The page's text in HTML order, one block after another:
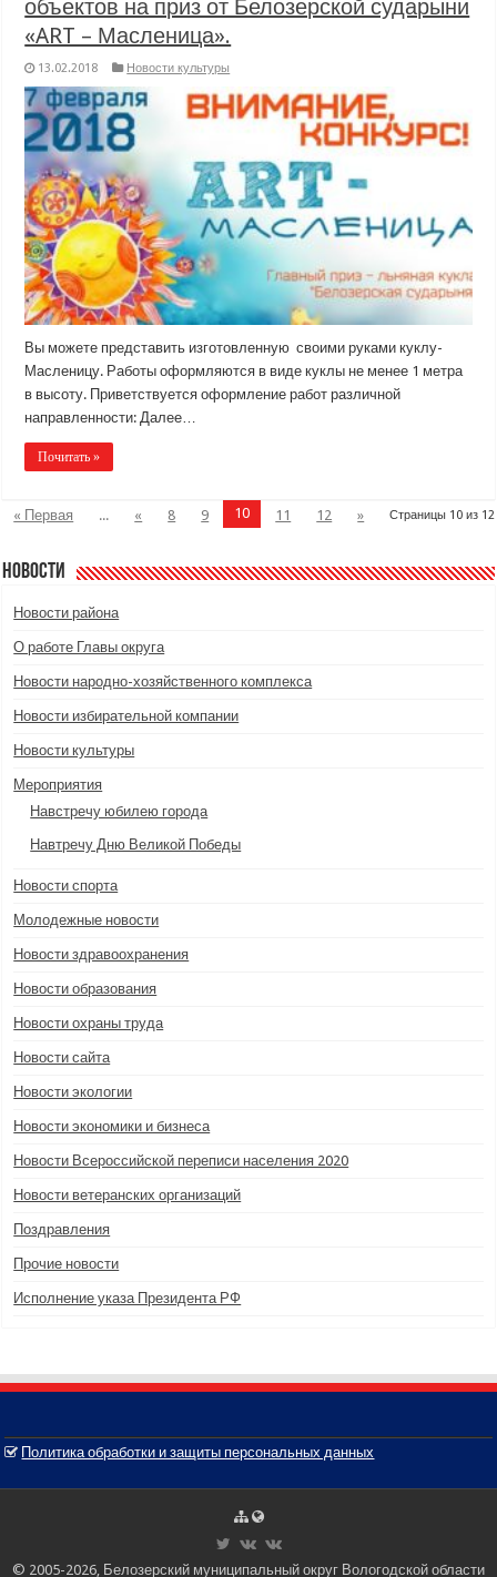
объектов на приз от Белозерской сударыни
«ART – Масленица».
13.02.2018 Новости культуры
Вы можете представить изготовленную своими руками куклу-
Масленицу. Работы оформляются в виде куклы не менее 1 метра
в высоту. Приветствуется оформление работ различной
направленности: Далее…
Почитать »
Страницы 10 из 12
« Первая ... « 8 9 10 11 12 »
Новости
Новости района
О работе Главы округа
Новости народно-хозяйственного комплекса
Новости избирательной компании
Новости культуры
Мероприятия
Навстречу юбилею города
Навтречу Дню Великой Победы
Новости спорта
Молодежные новости
Новости здравоохранения
Новости образования
Новости охраны труда
Новости сайта
Новости экологии
Новости экономики и бизнеса
Новости Всероссийской переписи населения 2020
Новости ветеранских организаций
Поздравления
Прочие новости
Исполнение указа Президента РФ
Политика обработки и защиты персональных данных
© 2005-2026, Белозерский муниципальный округ Вологодской области